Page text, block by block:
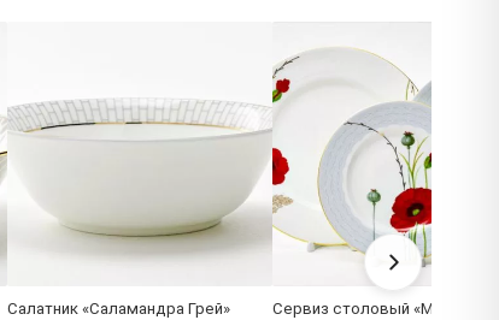
Салатник «Саламандра Грей»
Сервиз столовый «Маки» 6/